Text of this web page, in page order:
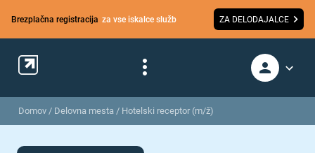
Brezplačna registracija za vse iskalce služb ZA DELODAJALCE
Domov / Delovna mesta / Hotelski receptor (m/ž)